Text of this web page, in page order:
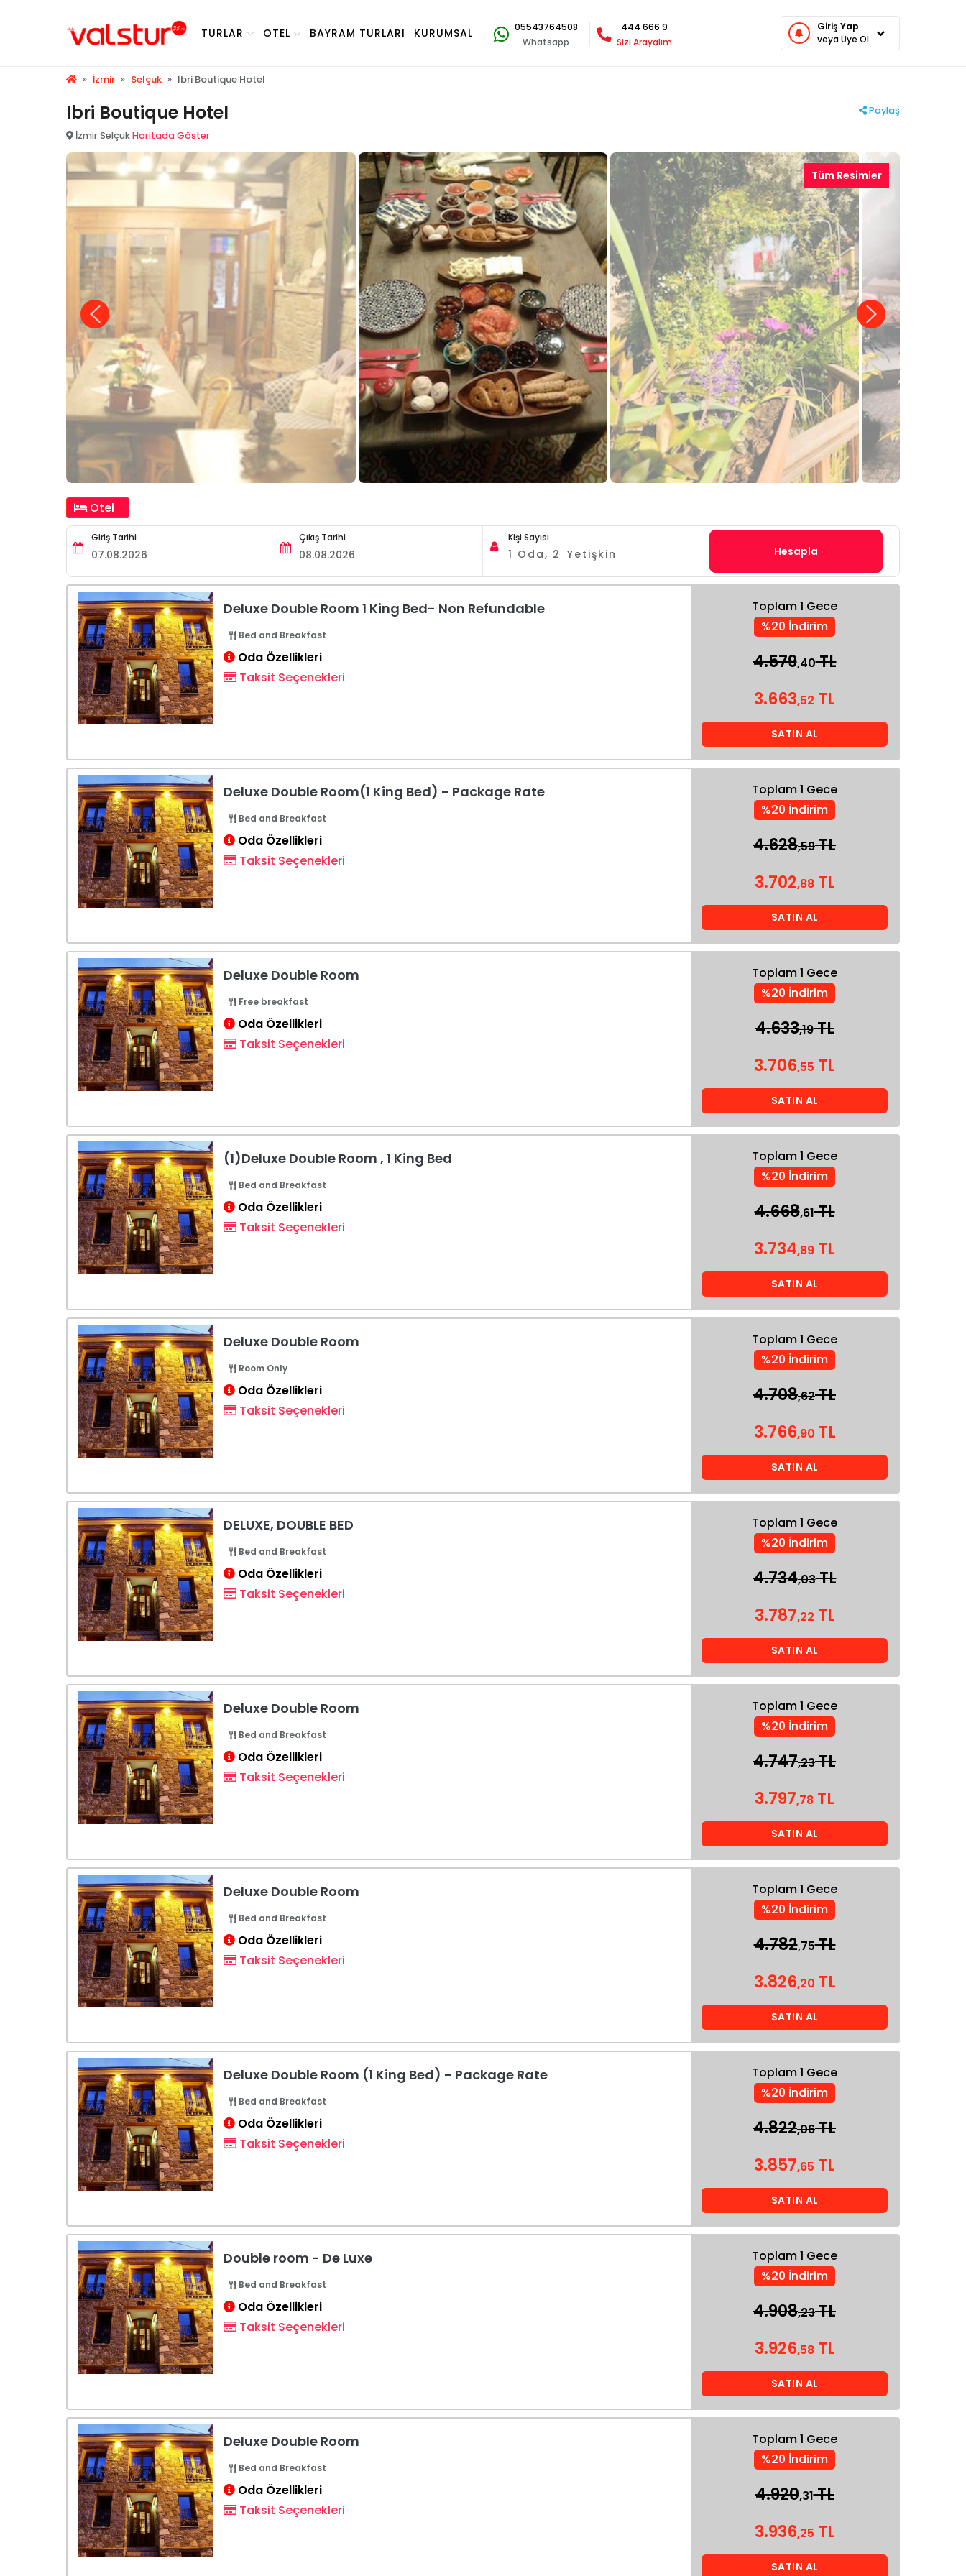
TURLAR OTEL BAYRAM TURLARI KURUMSAL
05543764508
Whatsapp
444 666 9
Sizi Arayalım
Giriş Yap
veya Üye Ol
» İzmir » Selçuk » Ibri Boutique Hotel
Ibri Boutique Hotel
İzmir SelçukHaritada Göster
Paylaş
Tüm Resimler
Otel
Giriş Tarihi Çıkış Tarihi Kişi Sayısı
1 Oda, 2 Yetişkin Hesapla
Deluxe Double Room 1 King Bed- Non Refundable
Bed and Breakfast
Oda Özellikleri
Taksit Seçenekleri
Toplam 1 Gece
%20 İndirim
4.579,40TL
3.663,52 TL
SATIN AL
Deluxe Double Room(1 King Bed) - Package Rate
Bed and Breakfast
Oda Özellikleri
Taksit Seçenekleri
Toplam 1 Gece
%20 İndirim
4.628,59TL
3.702,88TL
SATIN AL
Deluxe Double Room
Free breakfast
Oda Özellikleri
Taksit Seçenekleri
Toplam 1 Gece
%20 İndirim
4.633,19TL
3.706,55 TL
SATIN AL
(1)Deluxe Double Room , 1 King Bed
Bed and Breakfast
Oda Özellikleri
Taksit Seçenekleri
Toplam 1 Gece
%20 İndirim
4.668,61TL
3.734,89 TL
SATIN AL
Deluxe Double Room
Room Only
Oda Özellikleri
Taksit Seçenekleri
Toplam 1 Gece
%20 İndirim
4.708,62TL
3.766,90 TL
SATIN AL
DELUXE, DOUBLE BED
Bed and Breakfast
Oda Özellikleri
Taksit Seçenekleri
Toplam 1 Gece
%20 İndirim
4.734,03TL
3.787,22 TL
SATIN AL
Deluxe Double Room
Bed and Breakfast
Oda Özellikleri
Taksit Seçenekleri
Toplam 1 Gece
%20 İndirim
4.747,23TL
3.797,78 TL
SATIN AL
Deluxe Double Room
Bed and Breakfast
Oda Özellikleri
Taksit Seçenekleri
Toplam 1 Gece
%20 İndirim
4.782,75TL
3.826,20 TL
SATIN AL
Deluxe Double Room (1 King Bed) - Package Rate
Bed and Breakfast
Oda Özellikleri
Taksit Seçenekleri
Toplam 1 Gece
%20 İndirim
4.822,06TL
3.857,65 TL
SATIN AL
Double room - De Luxe
Bed and Breakfast
Oda Özellikleri
Taksit Seçenekleri
Toplam 1 Gece
%20 İndirim
4.908,23TL
3.926,58TL
SATIN AL
Deluxe Double Room
Bed and Breakfast
Oda Özellikleri
Taksit Seçenekleri
Toplam 1 Gece
%20 İndirim
4.920,31TL
3.936,25 TL
SATIN AL